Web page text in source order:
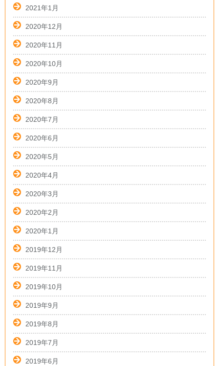
2021年1月
2020年12月
2020年11月
2020年10月
2020年9月
2020年8月
2020年7月
2020年6月
2020年5月
2020年4月
2020年3月
2020年2月
2020年1月
2019年12月
2019年11月
2019年10月
2019年9月
2019年8月
2019年7月
2019年6月